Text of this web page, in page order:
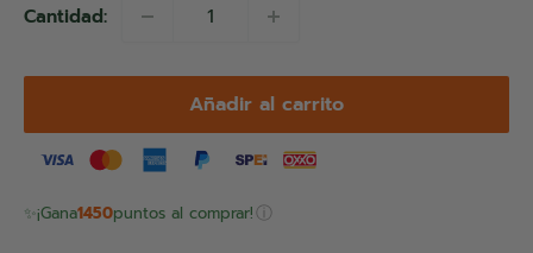
Cantidad:
Añadir al carrito
✨¡Gana1450puntos al comprar! ⓘ